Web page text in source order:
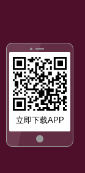
立即下载APP